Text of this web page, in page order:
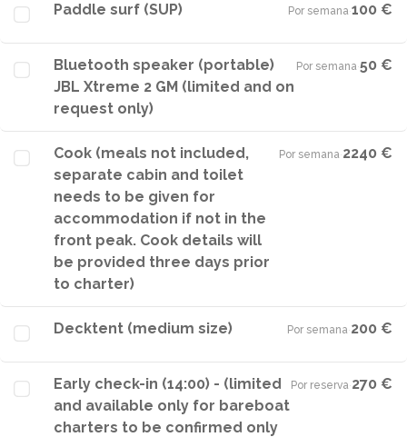
Paddle surf (SUP) Por semana·100 €
Bluetooth speaker (portable)
JBL Xtreme 2 GM (limited and on
request only)
Por semana·50 €
Cook (meals not included,
separate cabin and toilet
needs to be given for
accommodation if not in the
front peak. Cook details will
be provided three days prior
to charter)
Por semana·2240 €
Decktent (medium size) Por semana·200 €
Early check-in (14:00) - (limited
and available only for bareboat
charters to be confirmed only
Por reserva·270 €